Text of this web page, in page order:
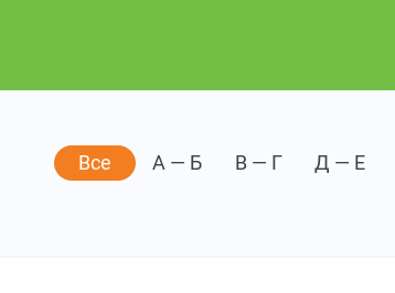
Все А — Б В — Г Д — Е